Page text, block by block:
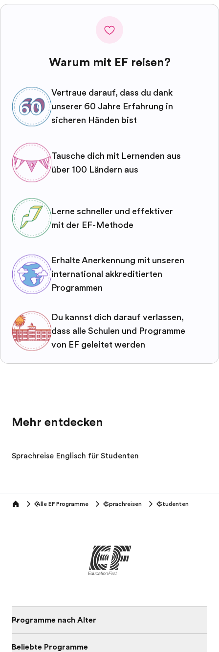
Warum mit EF reisen?
Vertraue darauf, dass du dank
unserer 60 Jahre Erfahrung in
sicheren Händen bist
Tausche dich mit Lernenden aus
über 100 Ländern aus
Lerne schneller und effektiver
mit der EF-Methode
Erhalte Anerkennung mit unseren
international akkreditierten
Programmen
Du kannst dich darauf verlassen,
dass alle Schulen und Programme
von EF geleitet werden
Mehr entdecken
Sprachreise Englisch für Studenten
home Alle EF Programme Sprachreisen Studenten
Programme nach Alter
Beliebte Programme